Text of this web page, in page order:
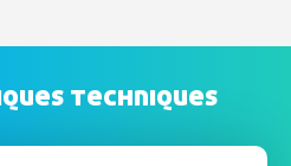
techniques